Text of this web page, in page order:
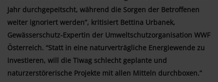
Jahr durchgepeitscht, während die Sorgen der Betroffenen
weiter ignoriert werden”, kritisiert Bettina Urbanek,
Gewässerschutz-Expertin der Umweltschutzorganisation WWF
Österreich. “Statt in eine naturverträgliche Energiewende zu
investieren, will die Tiwag schlecht geplante und
naturzerstörerische Projekte mit allen Mitteln durchboxen.”